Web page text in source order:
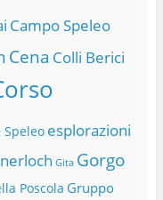
Campo Speleo
Cena Colli Berici
esplorazioni
Gita Gorgo
Poscola Gruppo